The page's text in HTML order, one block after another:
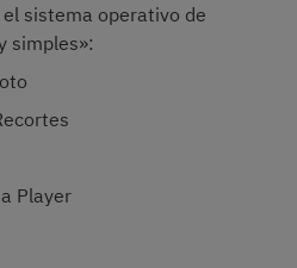
sistema operativo de
simples»:
Player